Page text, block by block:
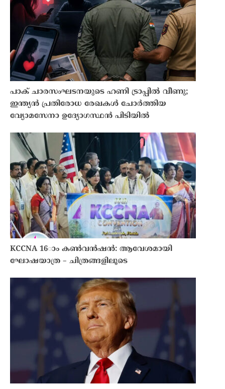
പാക് ചാരസംഘടനയുടെ ഹണി ട്രാപ്പിൽ വീണു;
ഇന്ത്യൻ പ്രതിരോധ രേഖകൾ ചോർത്തിയ
വ്യോമസേനാ ഉദ്യോഗസ്ഥൻ പിടിയിൽ
KCCNA 16ാം കൺവൻഷൻ: ആവേശമായി
ഘോഷയാത്ര – ചിത്രങ്ങളിലൂടെ